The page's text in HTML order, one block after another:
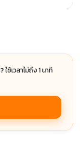
ใช้เวลาไม่ถึง 1 นาที